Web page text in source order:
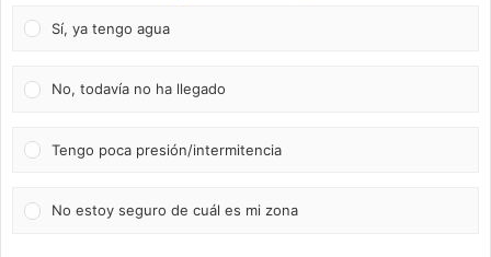
Sí, ya tengo agua
No, todavía no ha llegado
Tengo poca presión/intermitencia
No estoy seguro de cuál es mi zona